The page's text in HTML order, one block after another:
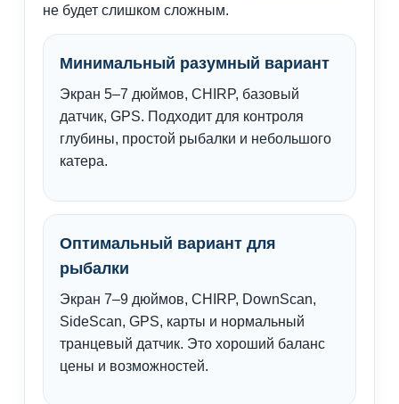
не будет слишком сложным.
Минимальный разумный вариант
Экран 5–7 дюймов, CHIRP, базовый
датчик, GPS. Подходит для контроля
глубины, простой рыбалки и небольшого
катера.
Оптимальный вариант для
рыбалки
Экран 7–9 дюймов, CHIRP, DownScan,
SideScan, GPS, карты и нормальный
транцевый датчик. Это хороший баланс
цены и возможностей.